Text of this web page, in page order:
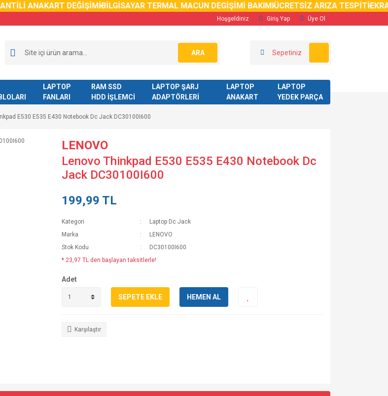
ANAKART DEĞİŞİMİBİLGİSAYAR TERMAL MACUN DEGİŞİMİ BAKIMIÜCRETSİZ ARIZA TESPİTİ
Hoşgeldiniz Giriş Yap Üye Ol
ARA Sepetiniz
LAPTOP
FANLARI
RAM SSD
HDD İŞLEMCİ
LAPTOP ŞARJ
ADAPTÖRLERİ
LAPTOP
ANAKART
LAPTOP
YEDEK PARÇA
E530 E535 E430 Notebook Dc Jack DC30100I600
LENOVO
Lenovo Thinkpad E530 E535 E430 Notebook Dc
Jack DC30100I600
199,99 TL
Kategori
Laptop Dc Jack
Marka
LENOVO
Stok Kodu
DC30100I600
* 23,97 TL den başlayan taksitlerle!
Adet
SEPETE EKLE HEMEN AL
Karşılaştır